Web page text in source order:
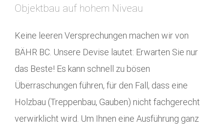
Objektbau auf hohem Niveau
Keine leeren Versprechungen machen wir von
BÄHR BC. Unsere Devise lautet: Erwarten Sie nur
das Beste! Es kann schnell zu bösen
Überraschungen führen, für den Fall, dass eine
Holzbau (Treppenbau, Gauben) nicht fachgerecht
verwirklicht wird. Um Ihnen eine Ausführung ganz